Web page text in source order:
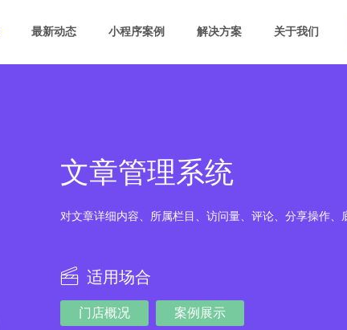
最新动态 小程序案例 解决方案 关于我们
文章管理系统
对文章详细内容、所属栏目、访问量、评论、分享操作、
适用场合
门店概况 案例展示